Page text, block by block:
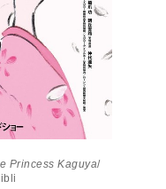
Princess Kaguya/